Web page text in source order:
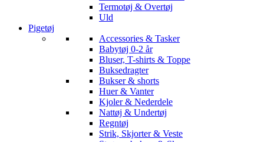
Termotøj & Overtøj
Uld
Pigetøj
Accessories & Tasker
Babytøj 0-2 år
Bluser, T-shirts & Toppe
Buksedragter
Bukser & shorts
Huer & Vanter
Kjoler & Nederdele
Nattøj & Undertøj
Regntøj
Strik, Skjorter & Veste